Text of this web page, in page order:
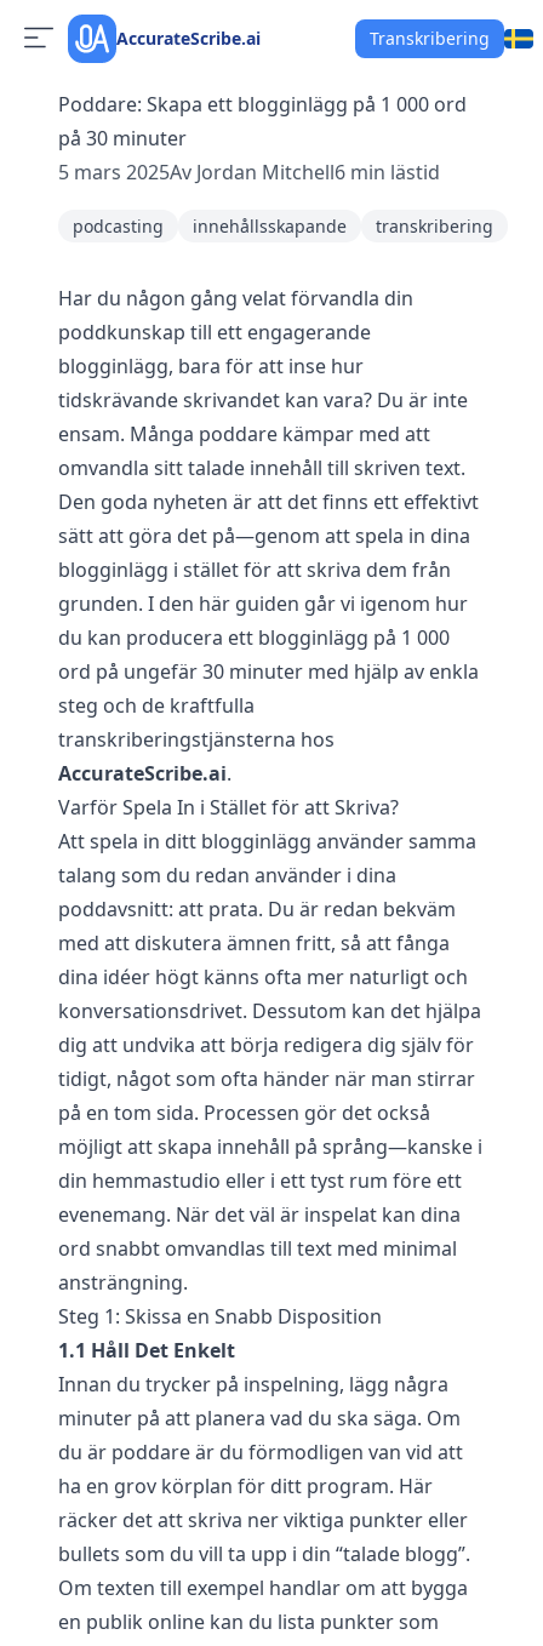
AccurateScribe.ai Transkribering
Poddare: Skapa ett blogginlägg på 1 000 ord
på 30 minuter
5 mars 2025Av Jordan Mitchell6 min lästid
podcasting innehållsskapande transkribering
Har du någon gång velat förvandla din
poddkunskap till ett engagerande
blogginlägg, bara för att inse hur
tidskrävande skrivandet kan vara? Du är inte
ensam. Många poddare kämpar med att
omvandla sitt talade innehåll till skriven text.
Den goda nyheten är att det finns ett effektivt
sätt att göra det på—genom att spela in dina
blogginlägg i stället för att skriva dem från
grunden. I den här guiden går vi igenom hur
du kan producera ett blogginlägg på 1 000
ord på ungefär 30 minuter med hjälp av enkla
steg och de kraftfulla
transkriberingstjänsterna hos
AccurateScribe.ai.
Varför Spela In i Stället för att Skriva?
Att spela in ditt blogginlägg använder samma
talang som du redan använder i dina
poddavsnitt: att prata. Du är redan bekväm
med att diskutera ämnen fritt, så att fånga
dina idéer högt känns ofta mer naturligt och
konversationsdrivet. Dessutom kan det hjälpa
dig att undvika att börja redigera dig själv för
tidigt, något som ofta händer när man stirrar
på en tom sida. Processen gör det också
möjligt att skapa innehåll på språng—kanske i
din hemmastudio eller i ett tyst rum före ett
evenemang. När det väl är inspelat kan dina
ord snabbt omvandlas till text med minimal
ansträngning.
Steg 1: Skissa en Snabb Disposition
1.1 Håll Det Enkelt
Innan du trycker på inspelning, lägg några
minuter på att planera vad du ska säga. Om
du är poddare är du förmodligen van vid att
ha en grov körplan för ditt program. Här
räcker det att skriva ner viktiga punkter eller
bullets som du vill ta upp i din “talade blogg”.
Om texten till exempel handlar om att bygga
en publik online kan du lista punkter som